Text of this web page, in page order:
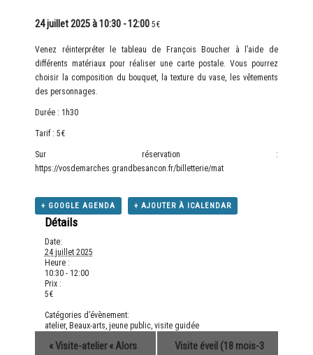
24 juillet 2025 à 10:30 -12:00 5€
Venez réinterpréter le tableau de François Boucher à l’aide de
différents matériaux pour réaliser une carte postale. Vous pourrez
choisir la composition du bouquet, la texture du vase, les vêtements
des personnages.
Durée : 1h30
Tarif : 5€
Sur réservation :
https://vosdemarches.grandbesancon.fr/billetterie/mat
+ GOOGLE AGENDA + AJOUTER À ICALENDAR
Détails
Date:
24 juillet 2025
Heure :
10:30 - 12:00
Prix :
5€
Catégories d’évènement:
atelier, Beaux-arts, jeune public, visite guidée
«Visite-atelier « Alors Visite éveil (18 mois-3